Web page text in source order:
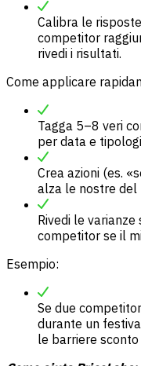
Calibra le
competitor
rivedi i risultati.
Come applicare
Tagga 5–8 veri
per data e
Crea azioni (es.
alza le nostre del
Rivedi le
competitor se il
Esempio:
Se due
durante un
le barriere